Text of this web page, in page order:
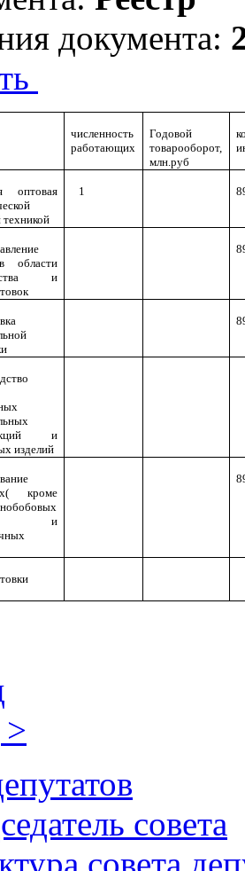
документа:
численность
работающих
Годовой
товарооборот,
млн.руб
оптовая
1
области
и
и
изделий
кроме
и
совета